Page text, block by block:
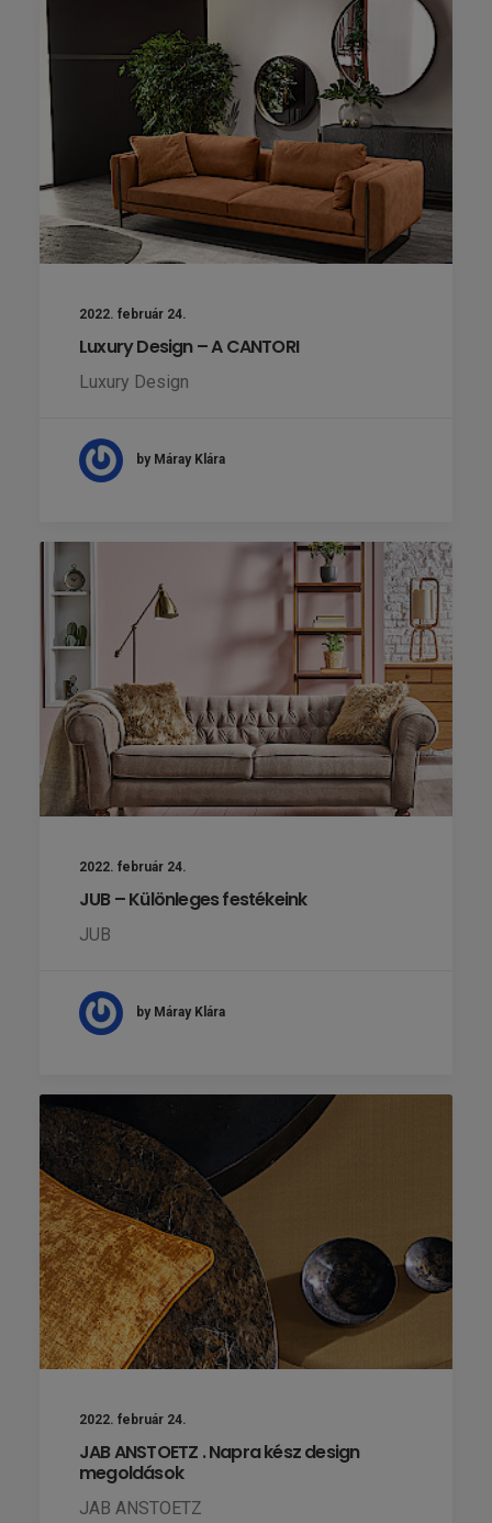
2022. február 24.
Luxury Design – A CANTORI
Luxury Design
by Máray Klára
2022. február 24.
JUB – Különleges festékeink
JUB
by Máray Klára
2022. február 24.
JAB ANSTOETZ . Napra kész design
megoldások
JAB ANSTOETZ